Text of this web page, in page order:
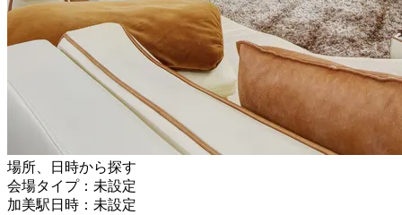
場所、日時から探す
会場タイプ：未設定
加美駅日時：未設定